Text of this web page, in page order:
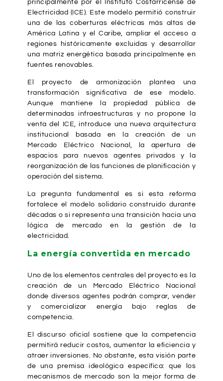
principalmente por el Instituto Costarricense de
Electricidad (ICE). Este modelo permitió construir
una de las coberturas eléctricas más altas de
América Latina y el Caribe, ampliar el acceso a
regiones históricamente excluidas y desarrollar
una matriz energética basada principalmente en
fuentes renovables.
El proyecto de armonización plantea una
transformación significativa de ese modelo.
Aunque mantiene la propiedad pública de
determinadas infraestructuras y no propone la
venta del ICE, introduce una nueva arquitectura
institucional basada en la creación de un
Mercado Eléctrico Nacional, la apertura de
espacios para nuevos agentes privados y la
reorganización de las funciones de planificación y
operación del sistema.
La pregunta fundamental es si esta reforma
fortalece el modelo solidario construido durante
décadas o si representa una transición hacia una
lógica de mercado en la gestión de la
electricidad.
La energía convertida en mercado
Uno de los elementos centrales del proyecto es la
creación de un Mercado Eléctrico Nacional
donde diversos agentes podrán comprar, vender
y comercializar energía bajo reglas de
competencia.
El discurso oficial sostiene que la competencia
permitirá reducir costos, aumentar la eficiencia y
atraer inversiones. No obstante, esta visión parte
de una premisa ideológica específica: que los
mecanismos de mercado son la mejor forma de